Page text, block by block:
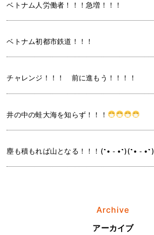
ベトナム人労働者！！！急増！！！
ベトナム初都市鉄道！！！
チャレンジ！！！ 前に進もう！！！！
井の中の蛙大海を知らず！！！
塵も積もれば山となる！！！(˶• ֊ •˶)(˶• ֊ •˶)
Archive
アーカイブ